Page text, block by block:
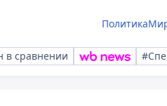
Политика
в сравнении